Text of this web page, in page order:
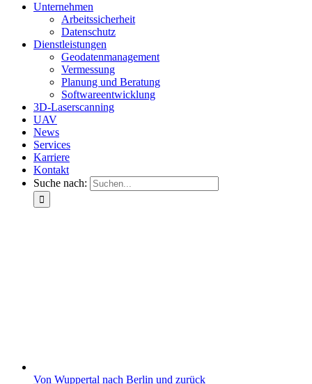
Unternehmen
Arbeitssicherheit
Datenschutz
Dienstleistungen
Geodatenmanagement
Vermessung
Planung und Beratung
Softwareentwicklung
3D-Laserscanning
UAV
News
Services
Karriere
Kontakt
Suche nach:
Von Wuppertal nach Berlin und zurück